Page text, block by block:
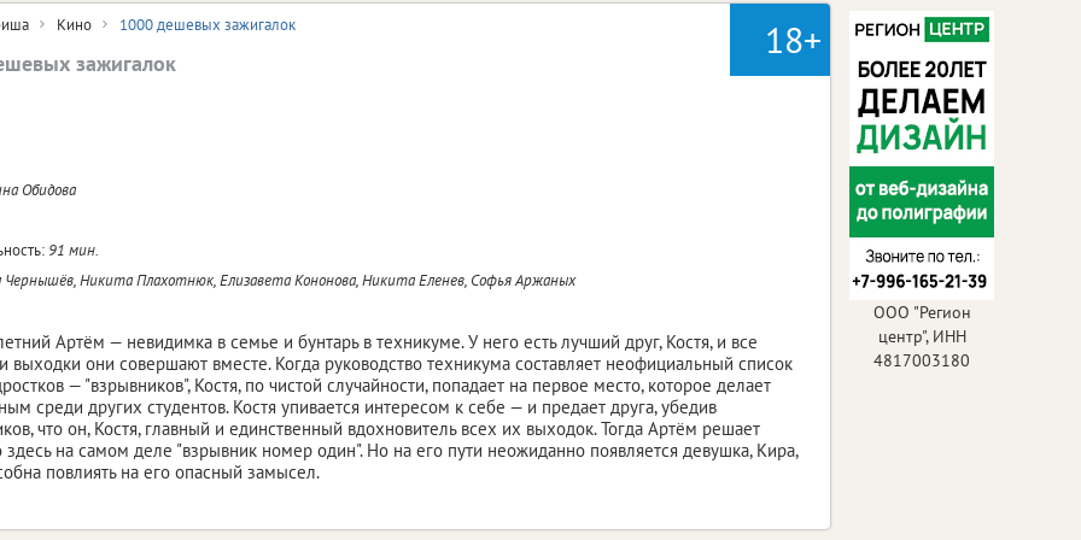
18+
Кино 1000 дешевых зажигалок
зажигалок
Обидова
91 мин.
Чернышёв, Никита Плахотнюк, Елизавета Кононова, Никита Еленев, Софья Аржаных
Артём — невидимка в семье и бунтарь в техникуме. У него есть лучший друг, Костя, и все
выходки они совершают вместе. Когда руководство техникума составляет неофициальный список
— "взрывников", Костя, по чистой случайности, попадает на первое место, которое делает
среди других студентов. Костя упивается интересом к себе — и предает друга, убедив
что он, Костя, главный и единственный вдохновитель всех их выходок. Тогда Артём решает
здесь на самом деле "взрывник номер один". Но на его пути неожиданно появляется девушка, Кира,
повлиять на его опасный замысел.
ООО "Регион
центр", ИНН
4817003180